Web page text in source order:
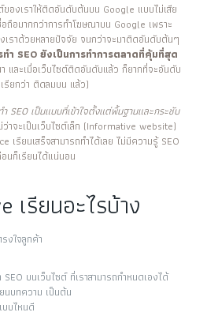
ของเราให้ติดอันดับต้นบน Google แบบไม่เสีย
ถือมากกว่าการทำโฆษณาบน Google เพราะ
เราด้วยหลายปัจจัย จนกว่าจะมาติดอันดับต้นๆ
ทำ SEO ยังเป็นการทำการตลาดที่คุ้มที่สุด
และเมื่อเว็บไซต์ติดอันดับแล้ว ก็ยากที่จะอันดับ
รียกว่า ติดลมบน แล้ว)
SEO เป็นแบบที่เข้าใจตั้งแต่พื้นฐานและกระชับ
าจะเป็นเว็บไซต์เล็ก (Informative website)
รียนเสร็จสามารถทำได้เลย ไม่มีความรู้ SEO
นก็เรียนได้แน่นอน
เรียนอะไรบ้าง
งใจลูกค้า
บนเว็บไซต์ ที่เราสามารถกำหนดเองได้
นบทความ เป็นต้น
บไหนดี